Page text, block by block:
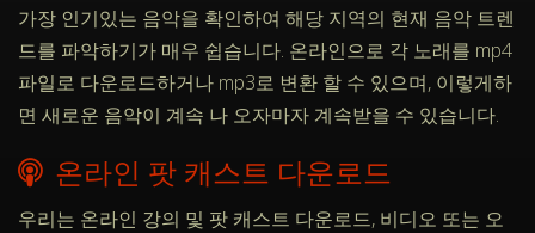
가장 인기있는 음악을 확인하여 해당 지역의 현재 음악 트렌
드를 파악하기가 매우 쉽습니다. 온라인으로 각 노래를 mp4
파일로 다운로드하거나 mp3로 변환 할 수 있으며, 이렇게하
면 새로운 음악이 계속 나 오자마자 계속받을 수 있습니다.
온라인 팟 캐스트 다운로드
우리는 온라인 강의 및 팟 캐스트 다운로드, 비디오 또는 오